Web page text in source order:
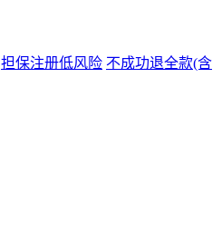
担保注册低风险 不成功退全款(含